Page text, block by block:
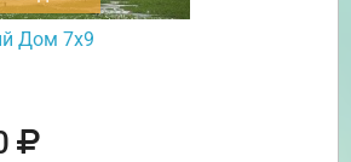
Дом 7х9